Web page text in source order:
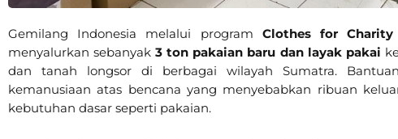
Gemilang Indonesia melalui program Clothes for Charity
menyalurkan sebanyak3 ton pakaian baru dan layak pakai
dan tanah longsor di berbagai wilayah Sumatra.
kemanusiaan atas bencana yang menyebabkan ribuan
kebutuhan dasar seperti pakaian.